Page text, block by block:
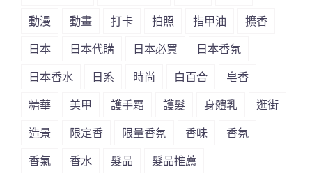
動漫 動畫 打卡 拍照 指甲油 擴香
日本 日本代購 日本必買 日本香氛
日本香水 日系 時尚 白百合 皂香
精華 美甲 護手霜 護髮 身體乳 逛街
造景 限定香 限量香氛 香味 香氛
香氣 香水 髮品 髮品推薦